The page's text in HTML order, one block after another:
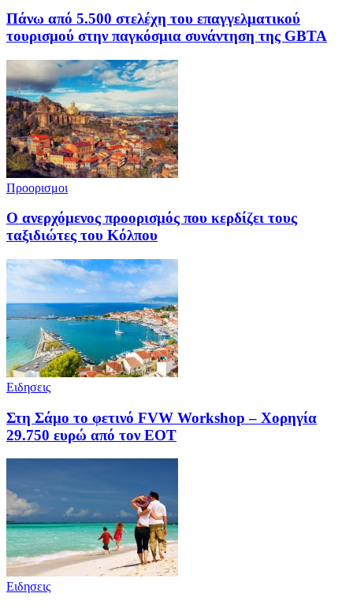
Πάνω από 5.500 στελέχη του επαγγελματικού
τουρισμού στην παγκόσμια συνάντηση της GBTA
Προορισμοι
Ο ανερχόμενος προορισμός που κερδίζει τους
ταξιδιώτες του Κόλπου
Ειδησεις
Στη Σάμο το φετινό FVW Workshop – Χορηγία
29.750 ευρώ από τον ΕΟΤ
Ειδησεις